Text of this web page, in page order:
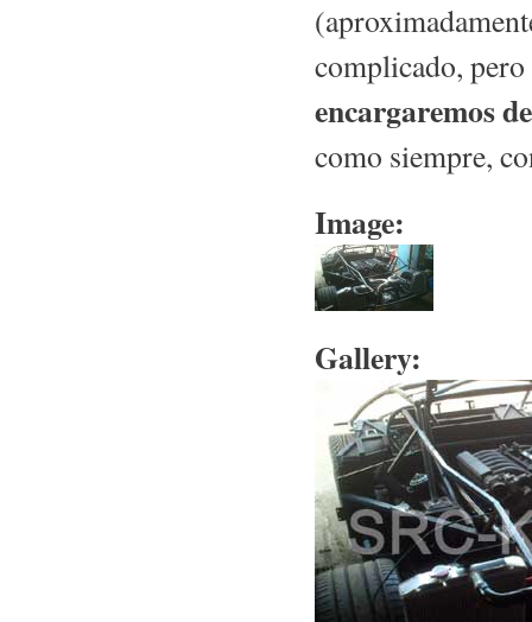
complicado,
encargaremos
como siempre,
Image:
Gallery: